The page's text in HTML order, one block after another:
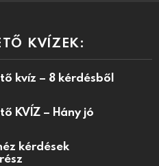
KVÍZEK:
kvíz – 8 kérdésből
KVÍZ – Hány jó
kérdések